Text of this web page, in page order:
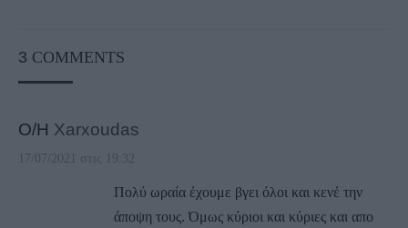
3 COMMENTS
Ο/Η Xarxoudas
17/07/2021 στις 19:32
Πολύ ωραία έχουμε βγει όλοι και κενέ την
άποψη τους. Όμως κύριοι και κύριες και απο